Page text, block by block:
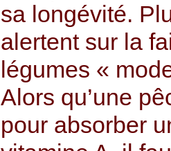
sa longévité.
alertent sur la
légumes «
Alors qu’une
pour absorber